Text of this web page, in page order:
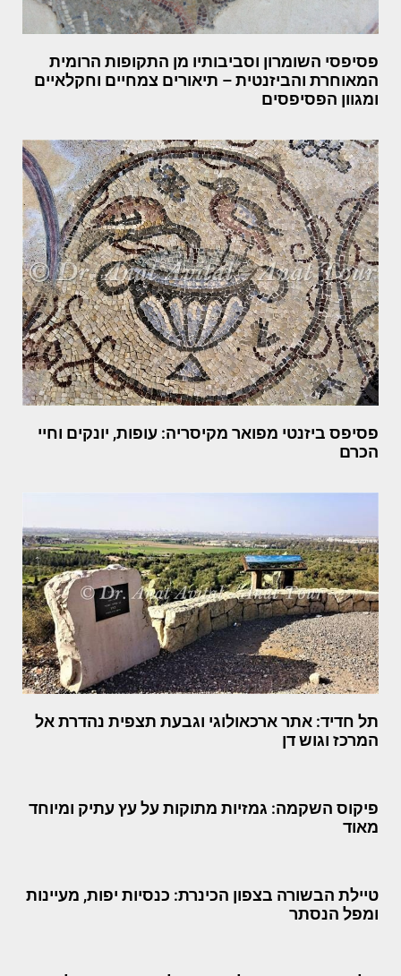
פסיפסי השומרון וסביבותיו מן התקופות הרומית
המאוחרת והביזנטית – תיאורים צמחיים וחקלאיים
ומגוון הפסיפסים
פסיפס ביזנטי מפואר מקיסריה: עופות, יונקים וחיי
הכרם
תל חדיד: אתר ארכאולוגי וגבעת תצפית נהדרת אל
המרכז וגוש דן
פיקוס השקמה: גמזיות מתוקות על עץ עתיק ומיוחד
מאוד
טיילת הבשורה בצפון הכינרת: כנסיות יפות, מעיינות
ומפל הנסתר